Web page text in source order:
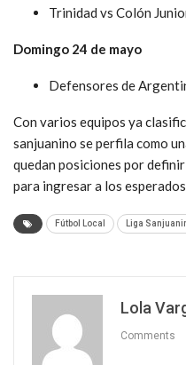
Trinidad vs Colón
Domingo 24 de mayo
Defensores de
Con varios equipos ya
sanjuanino se perfila como
quedan posiciones por
para ingresar a los
Fútbol Local Liga
Lola
Comments